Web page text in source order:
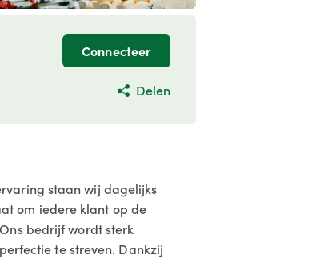
Connecteer
Delen
staan wij dagelijks
om iedere klant op de
bedrijf wordt sterk
te streven. Dankzij